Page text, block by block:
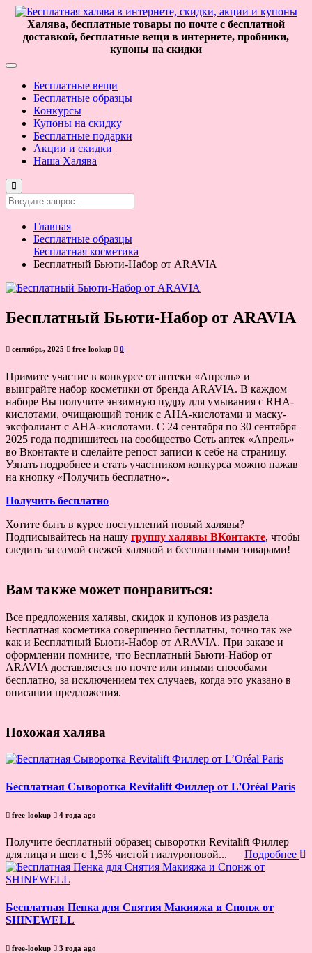
Халява, бесплатные товары по почте с бесплатной
доставкой, бесплатные вещи в интернете, пробники,
купоны на скидки
Бесплатные вещи
Бесплатные образцы
Конкурсы
Купоны на скидку
Бесплатные подарки
Акции и скидки
Наша Халява
Главная
Бесплатные образцы
Бесплатная косметика
Бесплатный Бьюти-Набор от ARAVIA
Бесплатный Бьюти-Набор от ARAVIA
сентябрь, 2025 free-lookup 0
Примите участие в конкурсе от аптеки «Апрель» и
выиграйте набор косметики от бренда ARAVIA. В каждом
наборе Вы получите энзимную пудру для умывания с RHA-
кислотами, очищающий тоник с AHA-кислотами и маску-
эксфолиант с AHA-кислотами. С 24 сентября по 30 сентября
2025 года подпишитесь на сообщество Сеть аптек «Апрель»
во Вконтакте и сделайте репост записи к себе на страницу.
Узнать подробнее и стать участником конкурса можно нажав
на кнопку «Получить бесплатно».
Получить бесплатно
Хотите быть в курсе поступлений новый халявы?
Подписывайтесь на нашу группу халявы ВКонтакте, чтобы
следить за самой свежей халявой и бесплатными товарами!
Вам также может понравиться:
Все предложения халявы, скидок и купонов из раздела
Бесплатная косметика совершенно бесплатны, точно так же
как и Бесплатный Бьюти-Набор от ARAVIA. При заказе и
оформлении помните, что Бесплатный Бьюти-Набор от
ARAVIA доставляется по почте или иными способами
бесплатно, за исключением тех случаев, когда это указано в
описании предложения.
Похожая халява
Бесплатная Сыворотка Revitalift Филлер от L’Oréal Paris
free-lookup 4 года ago
Получите бесплатный образец сыворотки Revitalift Филлер
для лица и шеи с 1,5% чистой гиалуроновой...
Подробнее
Бесплатная Пенка для Снятия Макияжа и Спонж от
SHINEWELL
free-lookup 3 года ago